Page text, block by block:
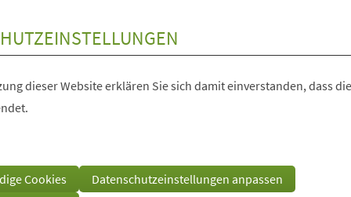
dieser Website erklären Sie sich damit einverstanden, dass
Cookies
Datenschutzeinstellungen anpassen